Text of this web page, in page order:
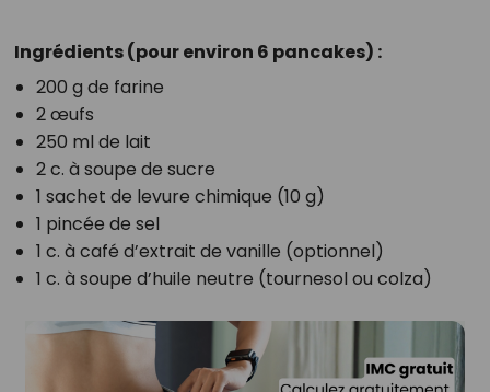
Ingrédients (pour environ 6 pancakes) :
200 g de farine
2 œufs
250 ml de lait
2 c. à soupe de sucre
1 sachet de levure chimique (10 g)
1 pincée de sel
1 c. à café d’extrait de vanille (optionnel)
1 c. à soupe d’huile neutre (tournesol ou colza)